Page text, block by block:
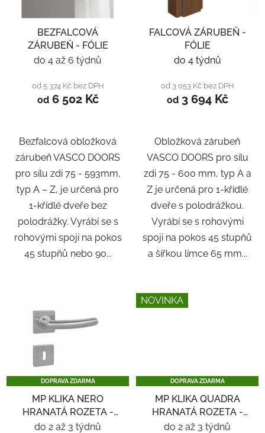
BEZFALCOVÁ
ZÁRUBEŇ - FÓLIE
do 4 až 6 týdnů
od 5 374 Kč bez DPH
od6 502 Kč
Bezfalcová obložková
zárubeň VASCO DOORS
pro sílu zdi 75 - 593mm,
typ A – Z, je určená pro
1-křídlé dveře bez
polodrážky. Vyrábí se s
rohovými spoji na pokos
45 stupňů nebo 90...
FALCOVÁ ZÁRUBEŇ -
FÓLIE
do 4 týdnů
od 3 053 Kč bez DPH
od3 694 Kč
Obložková zárubeň
VASCO DOORS pro sílu
zdi 75 - 600 mm, typ A a
Z je určená pro 1-křídlé
dveře s polodrážkou.
Vyrábí se s rohovými
spoji na pokos 45 stupňů
a šířkou límce 65 mm...
DOPRAVA ZDARMA
MP KLIKA NERO
HRANATÁ ROZETA -
NEREZ
do 2 až 3 týdnů
NOVINKA
DOPRAVA ZDARMA
MP KLIKA QUADRA
HRANATÁ ROZETA -
NEREZ
do 2 až 3 týdnů